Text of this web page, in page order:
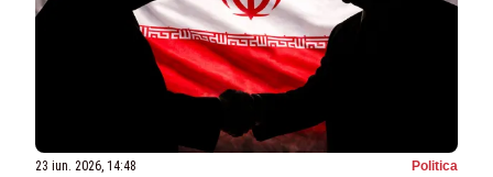
23 iun. 2026, 14:48 Politica